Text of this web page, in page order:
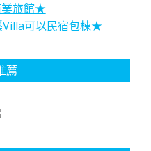
業旅館★
Villa可以民宿包棟★
薦